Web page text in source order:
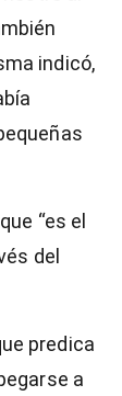
indicó,
“es el
del
predica
a